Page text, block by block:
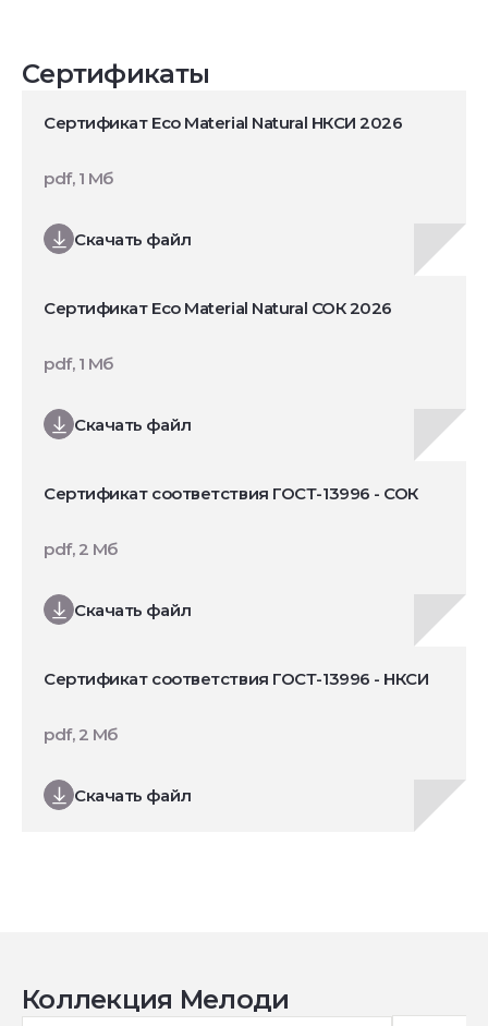
Сертификаты
Сертификат Eco Material Natural НКСИ 2026
Скачать файл
pdf, 1 Мб
Сертификат Eco Material Natural СОК 2026
Скачать файл
pdf, 1 Мб
Сертификат соответствия ГОСТ-13996 - СОК
Скачать файл
pdf, 2 Мб
Сертификат соответствия ГОСТ-13996 - НКСИ
Скачать файл
pdf, 2 Мб
Коллекция Мелоди